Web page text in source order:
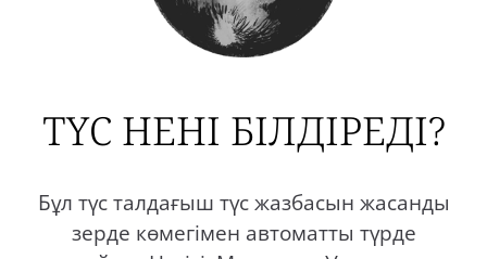
ТҮС НЕНІ БІЛДІРЕДІ?
Бұл түс талдағыш түс жазбасын жасанды
зерде көмегімен автоматты түрде